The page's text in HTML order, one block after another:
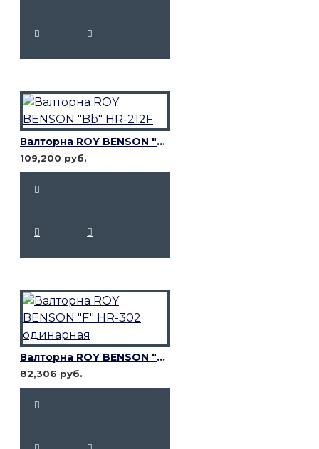
Валторна ROY BENSON "Bb" HR-212F
109,200 руб.
Валторна ROY BENSON "F" HR-302 одинарная
82,306 руб.